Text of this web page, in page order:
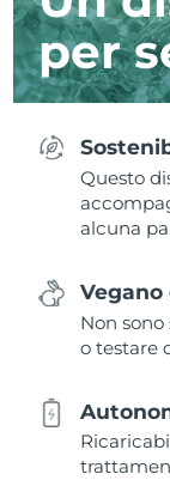
per
Questo
alcuna
Non
o testare